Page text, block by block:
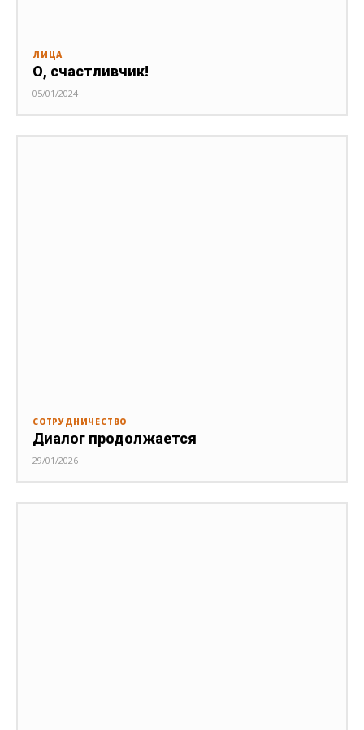
ЛИЦА
О, счастливчик!
05/01/2024
СОТРУДНИЧЕСТВО
Диалог продолжается
29/01/2026